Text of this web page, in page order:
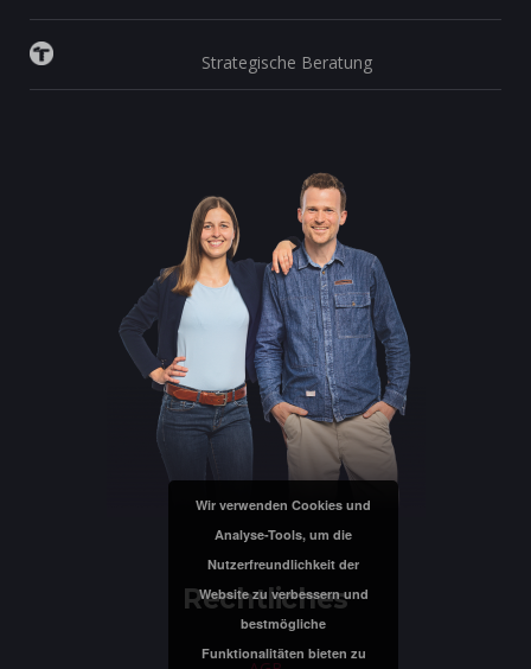
Strategische Beratung
Rechtliches
Wir verwenden Cookies und
Analyse-Tools, um die
Nutzerfreundlichkeit der
Website zu verbessern und
bestmögliche
Funktionalitäten bieten zu